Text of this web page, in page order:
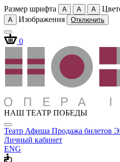
Размер шрифта A A A
A
Изображения Отключить
0
НАШ ТЕАТР ПОБЕДЫ
Театр Афиша Продажа билетов
Личный кабинет
ENG